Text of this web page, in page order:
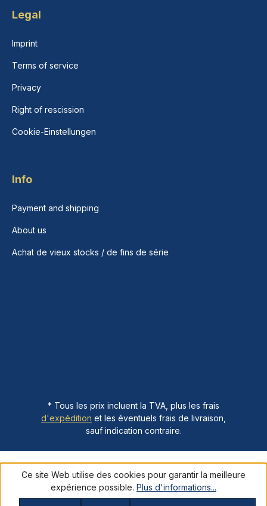
Legal
Imprint
Terms of service
Privacy
Right of rescission
Cookie-Einstellungen
Info
Payment and shipping
About us
Achat de vieux stocks / de fins de série
* Tous les prix incluent la TVA, plus les frais
d'expédition et les éventuels frais de livraison,
sauf indication contraire.
Ce site Web utilise des cookies pour garantir la meilleure
expérience possible. Plus d'informations...